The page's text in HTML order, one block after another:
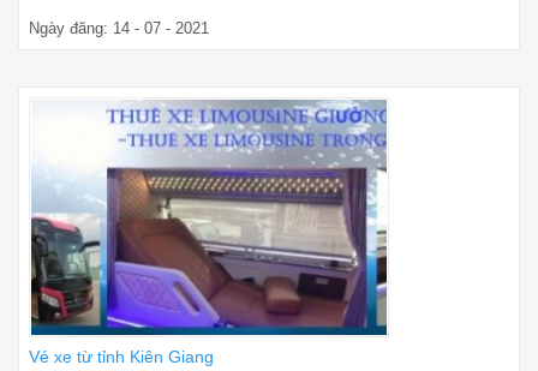
Ngày đăng: 14 - 07 - 2021
Vé xe từ tỉnh Kiên Giang